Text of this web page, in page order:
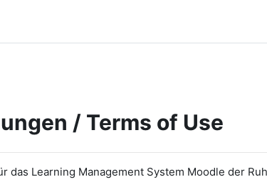
/ Terms of Use
das Learning Management System Moodle der